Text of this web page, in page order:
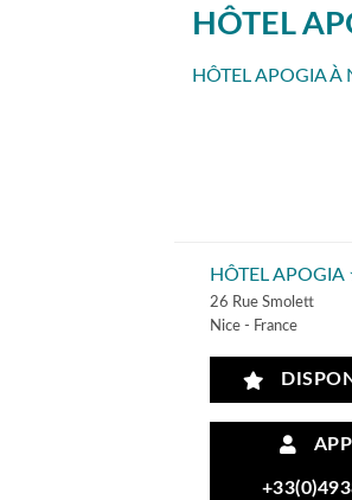
HÔTEL
HÔTEL APOGIA
HÔTEL
26 Rue Smolett
Nice - France